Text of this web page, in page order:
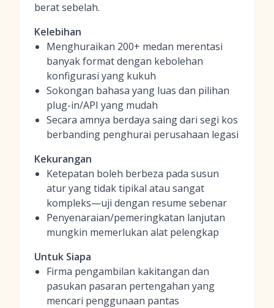
berat sebelah.
Kelebihan
Menghuraikan 200+ medan merentasi
banyak format dengan kebolehan
konfigurasi yang kukuh
Sokongan bahasa yang luas dan pilihan
plug-in/API yang mudah
Secara amnya berdaya saing dari segi kos
berbanding penghurai perusahaan legasi
Kekurangan
Ketepatan boleh berbeza pada susun
atur yang tidak tipikal atau sangat
kompleks—uji dengan resume sebenar
Penyenaraian/pemeringkatan lanjutan
mungkin memerlukan alat pelengkap
Untuk Siapa
Firma pengambilan kakitangan dan
pasukan pasaran pertengahan yang
mencari penggunaan pantas